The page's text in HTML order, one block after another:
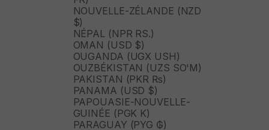
NOUVELLE-ZÉLANDE (NZD
$)
NÉPAL (NPR RS.)
OMAN (USD $)
OUGANDA (UGX USH)
OUZBÉKISTAN (UZS SO'M)
PAKISTAN (PKR ₨)
PANAMA (USD $)
PAPOUASIE-NOUVELLE-
GUINÉE (PGK K)
PARAGUAY (PYG ₲)